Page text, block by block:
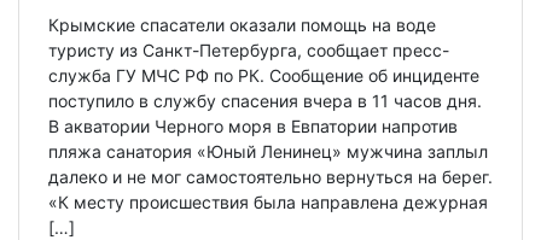
Крымские спасатели оказали помощь на воде
туристу из Санкт-Петербурга, сообщает пресс-
служба ГУ МЧС РФ по РК. Сообщение об инциденте
поступило в службу спасения вчера в 11 часов дня.
В акватории Черного моря в Евпатории напротив
пляжа санатория «Юный Ленинец» мужчина заплыл
далеко и не мог самостоятельно вернуться на берег.
«К месту происшествия была направлена дежурная
[…]